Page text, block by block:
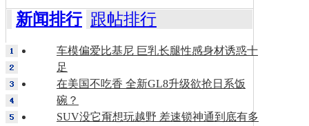
新闻排行 跟帖排行
车模偏爱比基尼 巨乳长腿性感身材诱惑十
足
在美国不吃香 全新GL8升级欲抢日系饭
碗？
SUV没它甭想玩越野 差速锁神通到底有多